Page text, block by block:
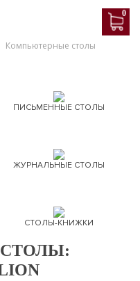
0
Компьютерные столы
ПИСЬМЕННЫЕ СТОЛЫ
ЖУРНАЛЬНЫЕ СТОЛЫ
СТОЛЫ-КНИЖКИ